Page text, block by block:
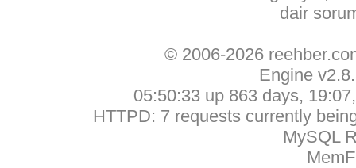
dair
© 2006-2026
Engine
05:50:33 up 863 days,
HTTPD: 7 requests currently
MySQL